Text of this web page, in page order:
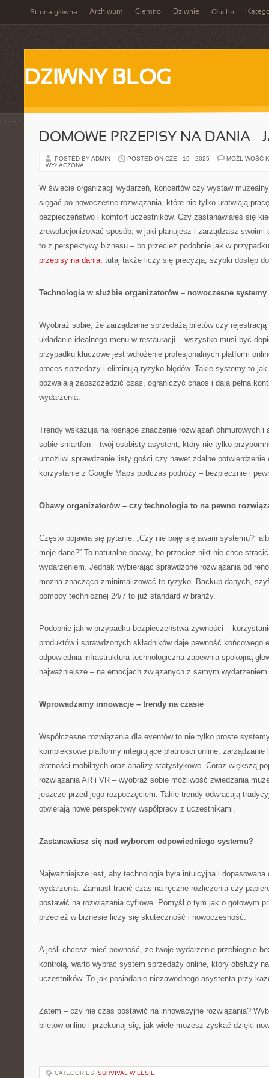
Strona główna Archiwum Ciemno Dziwnie Głucho
DZIWNY BLOG
DOMOWE PRZEPISY NA DANIA –
POSTED BY ADMIN POSTED ON CZE - 19 - 2025
MOŻLIWOŚĆ
WYŁĄCZONA
W świecie organizacji wydarzeń, koncertów czy wystaw
sięgać po nowoczesne rozwiązania, które nie tylko ułatwiają
bezpieczeństwo i komfort uczestników. Czy zastanawiałeś się
zrewolucjonizować sposób, w jaki planujesz i zarządzasz swoimi
to z perspektywy biznesu – bo przecież podobnie jak w
przepisy na dania, tutaj także liczy się precyzja, szybki dostęp
Technologia w służbie organizatorów – nowoczesne
Wyobraź sobie, że zarządzanie sprzedażą biletów czy
układanie idealnego menu w restauracji – wszystko musi być
przypadku kluczowe jest wdrożenie profesjonalnych platform
proces sprzedaży i eliminują ryzyko błędów. Takie systemy to
pozwalają zaoszczędzić czas, ograniczyć chaos i dają pełną
wydarzenia.
Trendy wskazują na rosnące znaczenie rozwiązań chmurowych i
sobie smartfon – twój osobisty asystent, który nie tylko
umożliwi sprawdzenie listy gości czy nawet zdalne potwierdzenie
korzystanie z Google Maps podczas podróży – bezpiecznie i
Obawy organizatorów – czy technologia to na pewno
Często pojawia się pytanie: „Czy nie boję się awarii systemu?”
moje dane?” To naturalne obawy, bo przecież nikt nie chce
wydarzeniem. Jednak wybierając sprawdzone rozwiązania od
można znacząco zminimalizować te ryzyko. Backup danych,
pomocy technicznej 24/7 to już standard w branży.
Podobnie jak w przypadku bezpieczeństwa żywności –
produktów i sprawdzonych składników daje pewność końcowego
odpowiednia infrastruktura technologiczna zapewnia spokojną
najważniejsze – na emocjach związanych z samym wydarzeniem.
Wprowadzamy innowacje – trendy na czasie
Współczesne rozwiązania dla eventów to nie tylko proste
kompleksowe platformy integrujące płatności online, zarządzanie
płatności mobilnych oraz analizy statystykowe. Coraz większą
rozwiązania AR i VR – wyobraź sobie możliwość zwiedzania
jeszcze przed jego rozpoczęciem. Takie trendy odwracają
otwierają nowe perspektywy współpracy z uczestnikami.
Zastanawiasz się nad wyborem odpowiedniego systemu?
Najważniejsze jest, aby technologia była intuicyjna i
wydarzenia. Zamiast tracić czas na ręczne rozliczenia czy
postawić na rozwiązania cyfrowe. Pomyśl o tym jak o gotowym
przecież w biznesie liczy się skuteczność i nowoczesność.
A jeśli chcesz mieć pewność, że twoje wydarzenie przebiegnie
kontrolą, warto wybrać system sprzedaży online, który obsłuży
uczestników. To jak posiadanie niezawodnego asystenta przy
Zatem – czy nie czas postawić na innowacyjne rozwiązania?
biletów online i przekonaj się, jak wiele możesz zyskać dzięki
CATEGORIES: SURVIVAL W LESIE